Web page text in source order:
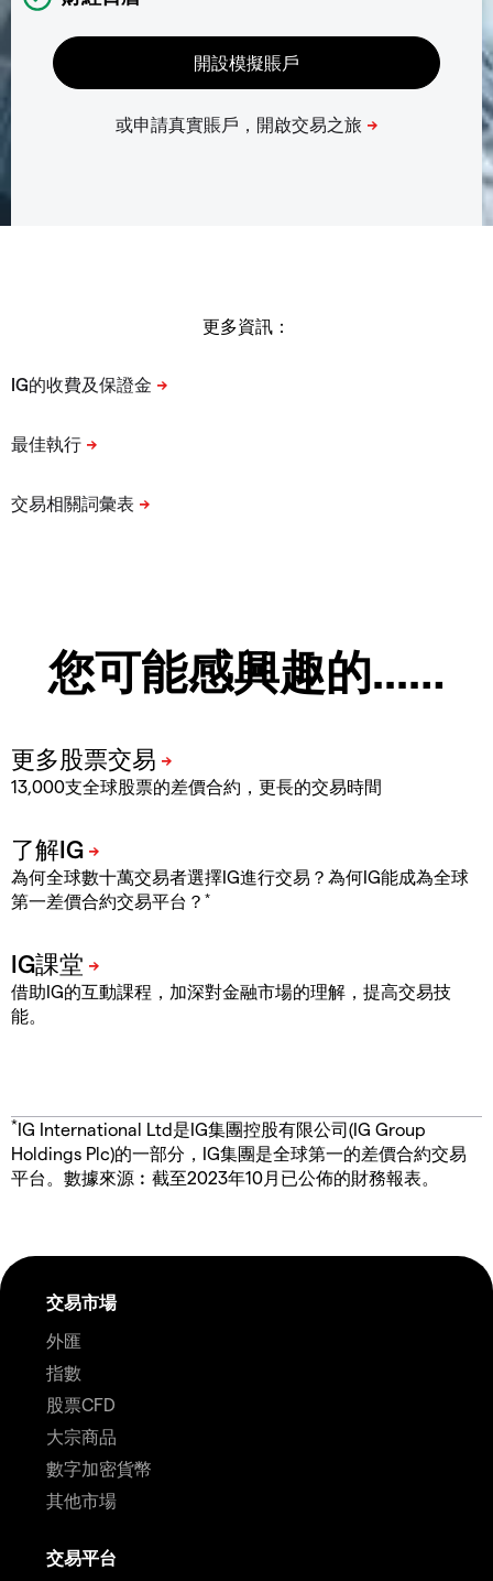
更多資訊：
您可能感興趣的...…
13,000支全球股票的差價合約，更長的交易時間
為何全球數十萬交易者選擇IG進行交易？為何IG能成為全球
第一差價合約交易平台？ *
借助IG的互動課程，加深對金融市場的理解，提高交易技
能。
*IG International Ltd是IG集團控股有限公司(IG Group
Holdings Plc)的一部分，IG集團是全球第一的差價合約交易
平台。數據來源︰截至2023年10月已公佈的財務報表。
交易市場
外匯
指數
股票CFD
大宗商品
數字加密貨幣
其他市場
交易平台